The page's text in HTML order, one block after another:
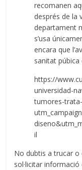
recomanen
després de la
departament
s’usa
encara que
sanitat púbica
https://
universidad-
tumores-
il
No dubtis a trucar
sol·licitar